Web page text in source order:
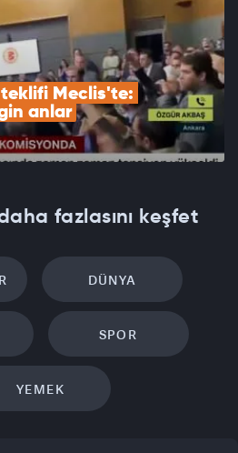
Meclis'te:
anlar
fazlasını keşfet
DÜNYA
SPOR
YEMEK